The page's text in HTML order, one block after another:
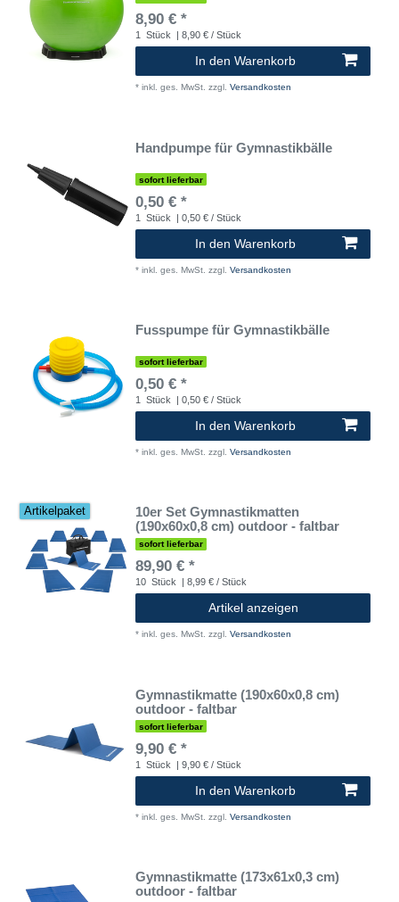
8,90 € *
1 Stück | 8,90 € / Stück
In den Warenkorb
* inkl. ges. MwSt. zzgl. Versandkosten
Handpumpe für Gymnastikbälle
sofort lieferbar
0,50 € *
1 Stück | 0,50 € / Stück
In den Warenkorb
* inkl. ges. MwSt. zzgl. Versandkosten
Fusspumpe für Gymnastikbälle
sofort lieferbar
0,50 € *
1 Stück | 0,50 € / Stück
In den Warenkorb
* inkl. ges. MwSt. zzgl. Versandkosten
Artikelpaket
10er Set Gymnastikmatten
(190x60x0,8 cm) outdoor - faltbar
sofort lieferbar
89,90 € *
10 Stück | 8,99 € / Stück
Artikel anzeigen
* inkl. ges. MwSt. zzgl. Versandkosten
Gymnastikmatte (190x60x0,8 cm)
outdoor - faltbar
sofort lieferbar
9,90 € *
1 Stück | 9,90 € / Stück
In den Warenkorb
* inkl. ges. MwSt. zzgl. Versandkosten
Gymnastikmatte (173x61x0,3 cm)
outdoor - faltbar